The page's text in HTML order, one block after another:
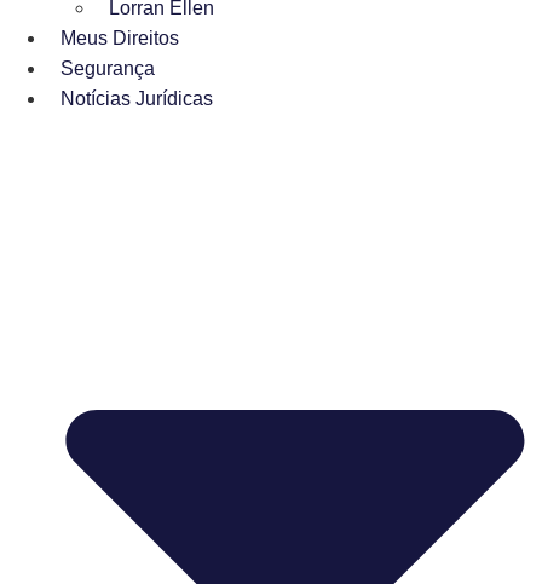
Lorran Ellen
Meus Direitos
Segurança
Notícias Jurídicas